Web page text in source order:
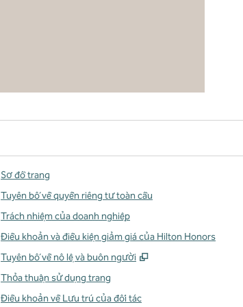
Sơ đồ trang
Tuyên bố về quyền riêng tư toàn cầu
Trách nhiệm của doanh nghiệp
Điều khoản và điều kiện giảm giá của Hilton Honors
Tuyên bố về nô lệ và buôn người
,
Thỏa thuận sử dụng trang
Điều khoản về Lưu trú của đối tác